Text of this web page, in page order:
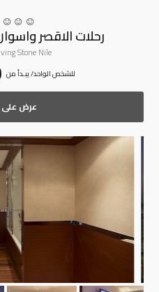
رحلات الاقصر
Stone Nile
للشخص الواحد/ يبـدأ من
عرض على